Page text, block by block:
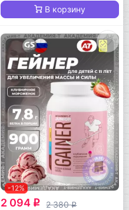
В корзину
-12%
2 094 q 2 380q